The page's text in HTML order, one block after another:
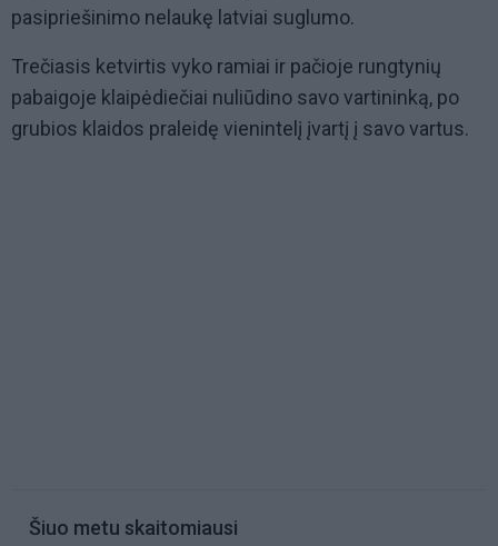
pasipriešinimo nelaukę latviai suglumo.
Trečiasis ketvirtis vyko ramiai ir pačioje rungtynių
pabaigoje klaipėdiečiai nuliūdino savo vartininką, po
grubios klaidos praleidę vienintelį įvartį į savo vartus.
Šiuo metu skaitomiausi